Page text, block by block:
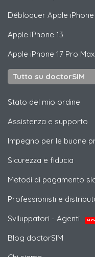
Débloquer Apple
Apple iPhone 13
Apple iPhone 17 Pro Max
Tutto su doctorSIM
Stato del mio ordine
Assistenza e supporto
Impegno per le buone
Sicurezza e fiducia
Metodi di pagamento
Professionisti e
Sviluppatori - Agenti
Blog doctorSIM